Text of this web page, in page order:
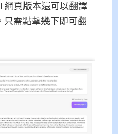
網頁版本還可以翻譯
只需點擊幾下即可翻